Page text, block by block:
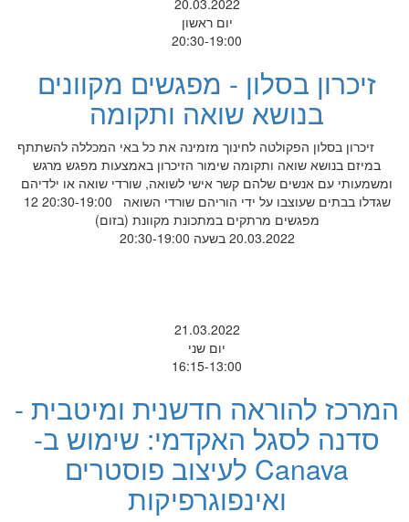
20.03.2022
יום ראשון
20:30-19:00
זיכרון בסלון - מפגשים מקוונים
בנושא שואה ותקומה
זיכרון בסלון הפקולטה לחינוך מזמינה את כל באי המכללה להשתתף
במיזם בנושא שואה ותקומה שימור הזיכרון באמצעות מפגש מרגש
ומשמעותי עם אנשים שלהם קשר אישי לשואה, שורדי שואה או ילדיהם
שגדלו בבתים שעוצבו על ידי הוריהם שורדי השואה 20:30-19:00 12
מפגשים מרתקים במתכונת מקוונת (בזום)
20.03.2022 בשעה 20:30-19:00
21.03.2022
יום שני
16:15-13:00
המרכז להוראה חדשנית ומיטבית -
סדנה לסגל האקדמי: שימוש ב-
Canava לעיצוב פוסטרים
ואינפוגרפיקות